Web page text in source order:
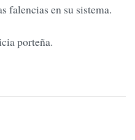
falencias en su sistema.
porteña.